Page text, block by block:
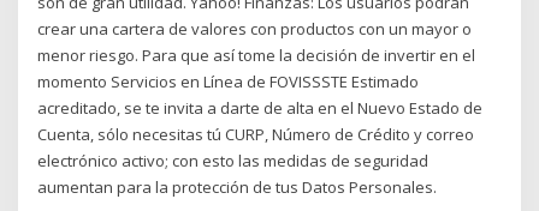
crear una cartera de valores con productos con un mayor o
menor riesgo. Para que así tome la decisión de invertir en el
momento Servicios en Línea de FOVISSSTE Estimado
acreditado, se te invita a darte de alta en el Nuevo Estado de
Cuenta, sólo necesitas tú CURP, Número de Crédito y correo
electrónico activo; con esto las medidas de seguridad
aumentan para la protección de tus Datos Personales.